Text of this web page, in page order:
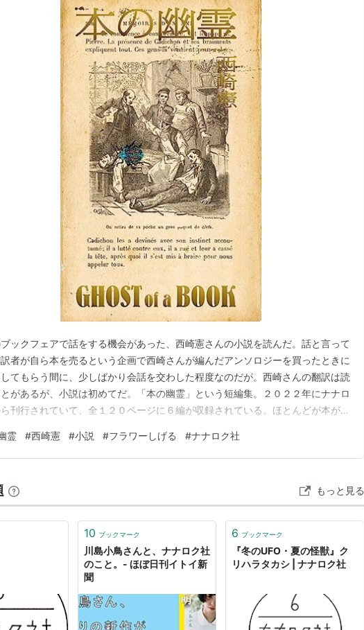
ックフェアで話をする機会があった、西崎憲さんの小説を読んだ。話と言って
者が自ら本を売るという企画で西崎さんが編んだアンソロジーを買ったときに
てもらう間に、少しばかり会話を交わした程度なのだが。西崎さんの翻訳は読
があるが、小説は初めてだ。「本の幽霊」という短編集。２０２２年にナナロ
刊行されていて、全１２０ページに６編が収録されている。ほとんどが本がら
タイトルとなっている「本の幽霊」。主人公がイギリスから取り寄せた本
現れ時に姿が見えなくなる本だった、という話。…
霊 #西崎憲 #小説 #フラワーしげる #ナナロク社
もっと見る
10 ブックマーク
川島小鳥さんと、ナナロク社
のこと。- ほぼ日刊イトイ新
聞
6 ブックマーク
『冬のUFO・夏の怪獣』ク
リハラタカシ | ナナロク社